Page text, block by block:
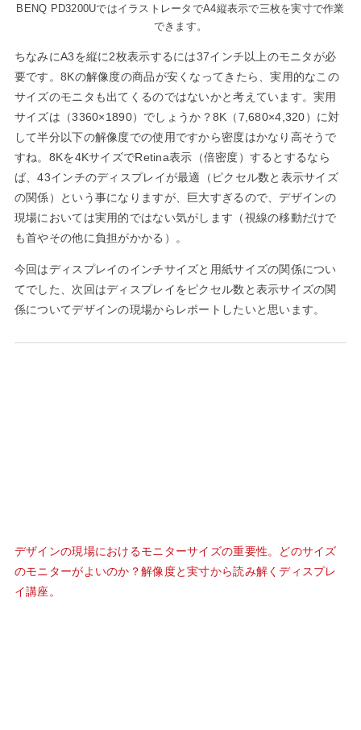
BENQ PD3200UではイラストレータでA4縦表示で三枚を実寸で作業
できます。
ちなみにA3を縦に2枚表示するには37インチ以上のモニタが必
要です。8Kの解像度の商品が安くなってきたら、実用的なこの
サイズのモニタも出てくるのではないかと考えています。実用
サイズは（3360×1890）でしょうか？8K（7,680×4,320）に対
して半分以下の解像度での使用ですから密度はかなり高そうで
すね。8Kを4KサイズでRetina表示（倍密度）するとするなら
ば、43インチのディスプレイが最適（ピクセル数と表示サイズ
の関係）という事になりますが、巨大すぎるので、デザインの
現場においては実用的ではない気がします（視線の移動だけで
も首やその他に負担がかかる）。
今回はディスプレイのインチサイズと用紙サイズの関係につい
てでした、次回はディスプレイをピクセル数と表示サイズの関
係についてデザインの現場からレポートしたいと思います。
デザインの現場におけるモニターサイズの重要性。どのサイズ
のモニターがよいのか？解像度と実寸から読み解くディスプレ
イ講座。